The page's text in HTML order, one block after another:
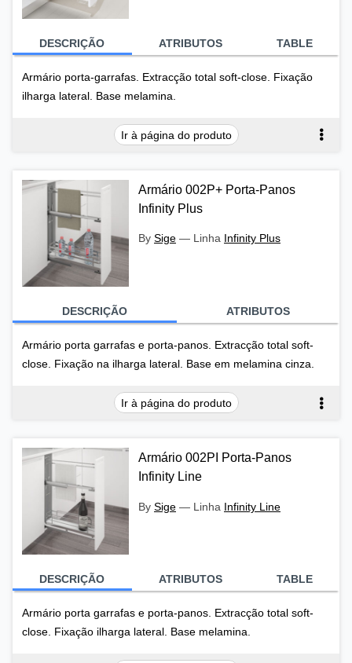
DESCRIÇÃO ATRIBUTOS TABLE
Armário porta-garrafas. Extracção total soft-close. Fixação
ilharga lateral. Base melamina.
Ir à página do produto
Armário 002P+ Porta-Panos
Infinity Plus
By Sige — Linha Infinity Plus
DESCRIÇÃO ATRIBUTOS
Armário porta garrafas e porta-panos. Extracção total soft-
close. Fixação na ilharga lateral. Base em melamina cinza.
Ir à página do produto
Armário 002PI Porta-Panos
Infinity Line
By Sige — Linha Infinity Line
DESCRIÇÃO ATRIBUTOS TABLE
Armário porta garrafas e porta-panos. Extracção total soft-
close. Fixação ilharga lateral. Base melamina.